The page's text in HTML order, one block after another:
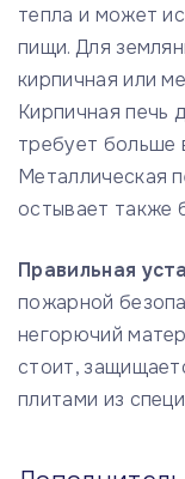
тепла и может
пищи. Для
кирпичная или
Кирпичная печь
требует больше
Металлическая
остывает также
Правильная
пожарной
негорючий
стоит,
плитами из